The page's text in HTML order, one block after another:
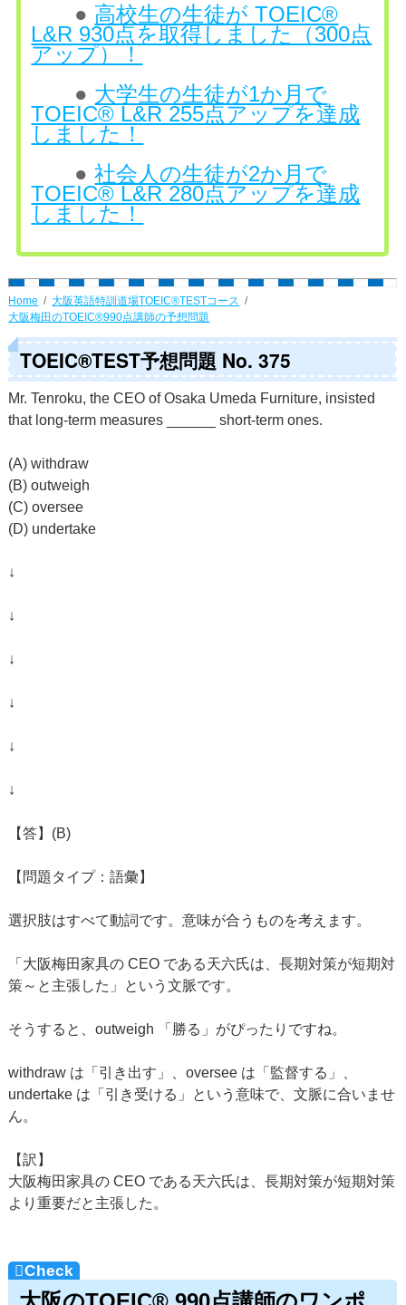
● 高校生の生徒が TOEIC®
L&R 930点を取得しました（300点
アップ）！
● 大学生の生徒が1か月で
TOEIC® L&R 255点アップを達成
しました！
●社会人の生徒が2か月で
TOEIC® L&R 280点アップを達成
しました！
Home
大阪英語特訓道場TOEIC®TESTコース
大阪梅田のTOEIC®990点講師の予想問題
TOEIC®TEST予想問題 No. 375
Mr. Tenroku, the CEO of Osaka Umeda Furniture, insisted
that long-term measures ______ short-term ones.
(A) withdraw
(B) outweigh
(C) oversee
(D) undertake
↓
↓
↓
↓
↓
↓
【答】(B)
【問題タイプ：語彙】
選択肢はすべて動詞です。意味が合うものを考えます。
「大阪梅田家具の CEO である天六氏は、長期対策が短期対
策～と主張した」という文脈です。
そうすると、outweigh 「勝る」がぴったりですね。
withdraw は「引き出す」、oversee は「監督する」、
undertake は「引き受ける」という意味で、文脈に合いませ
ん。
【訳】
大阪梅田家具の CEO である天六氏は、長期対策が短期対策
より重要だと主張した。